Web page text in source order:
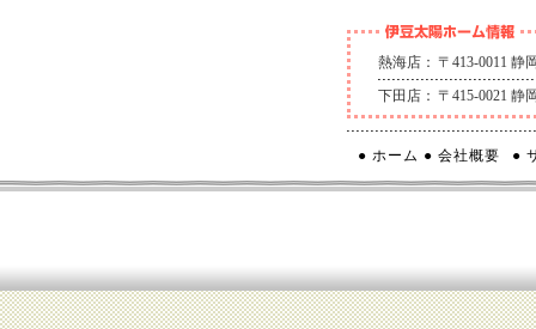
熱海店： 〒413-0011 静
下田店： 〒415-0021 静
● ホーム ● 会社概要 ●